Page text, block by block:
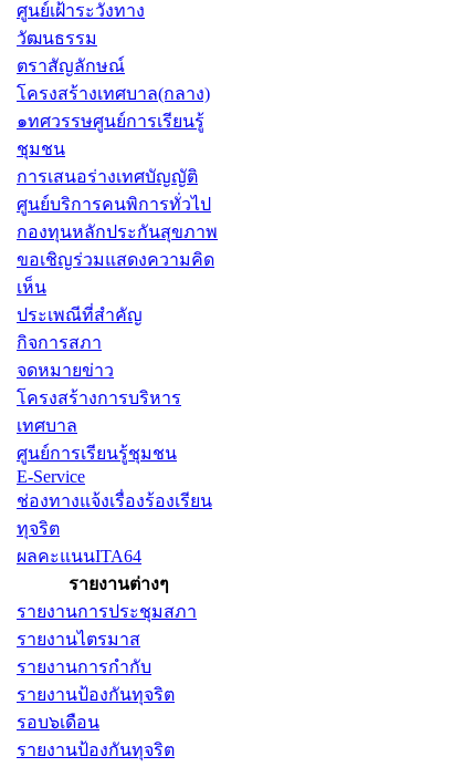
ศูนย์เฝ้าระวังทาง
วัฒนธรรม
ตราสัญลักษณ์
โครงสร้างเทศบาล(กลาง)
๑ทศวรรษศูนย์การเรียนรู้
ชุมชน
การเสนอร่างเทศบัญญัติ
ศูนย์บริการคนพิการทั่วไป
กองทุนหลักประกันสุขภาพ
ขอเชิญร่วมแสดงความคิด
เห็น
ประเพณีที่สำคัญ
กิจการสภา
จดหมายข่าว
โครงสร้างการบริหาร
เทศบาล
ศูนย์การเรียนรู้ชุมชน
E-Service
ช่องทางแจ้งเรื่องร้องเรียน
ทุจริต
ผลคะแนนITA64
รายงานต่างๆ
รายงานการประชุมสภา
รายงานไตรมาส
รายงานการกำกับ
รายงานป้องกันทุจริต
รอบ๖เดือน
รายงานป้องกันทุจริต